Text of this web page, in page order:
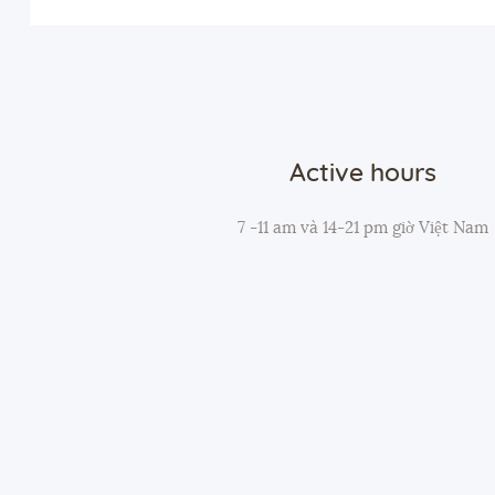
Active hours
7 -11 am và 14-21 pm giờ Việt Nam